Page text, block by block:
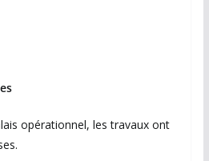
opérationnel, les travaux ont